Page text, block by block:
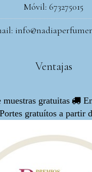
Móvil: 673275015
Ventajas
muestras gratuitas
Portes gratuítos a partir